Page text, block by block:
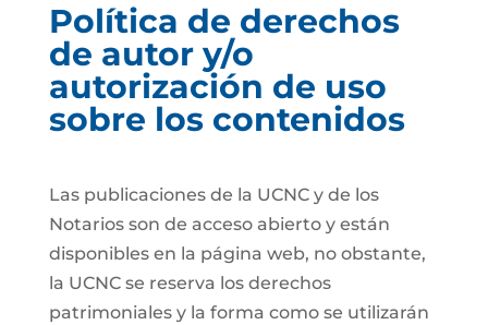
Política de derechos
de autor y/o
autorización de uso
sobre los contenidos
Las publicaciones de la UCNC y de los
Notarios son de acceso abierto y están
disponibles en la página web, no obstante,
la UCNC se reserva los derechos
patrimoniales y la forma como se utilizarán